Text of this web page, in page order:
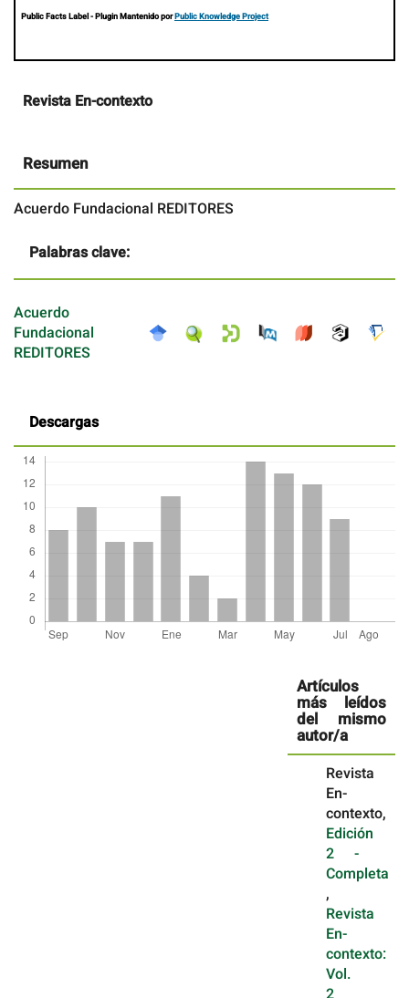
Public Facts Label- Plugin Mantenido porPublic Knowledge Project
Contenido
principal
Revista En-contexto
Resumen
Acuerdo Fundacional REDITORES
Palabras clave:
Acuerdo
Fundacional
REDITORES
Descargas
Artículos
más leídos
del mismo
autor/a
Revista
En-
contexto,
Edición
2 -
Completa
,
Revista
En-
contexto:
Vol.